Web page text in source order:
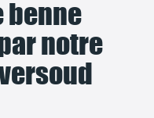
benne
notre